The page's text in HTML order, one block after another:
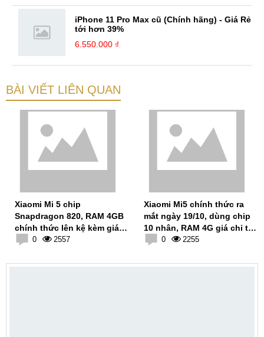
iPhone 11 Pro Max cũ (Chính hãng) - Giá Rẻ
tới hơn 39%
6.550.000 ₫
BÀI VIẾT LIÊN QUAN
Xiaomi Mi 5 chip
Snapdragon 820, RAM 4GB
chính thức lên kệ kèm giá
0 2557
Xiaomi Mi5 chính thức ra
mắt ngày 19/10, dùng chip
10 nhân, RAM 4G giá chỉ từ
7 triệu
0 2255